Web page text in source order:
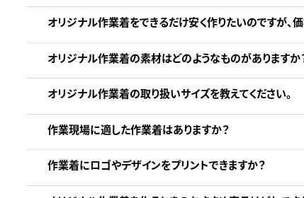
オリジナル作業着をできるだけ安く作りたいのですが、
オリジナル作業着の素材はどのようなものがありますか
オリジナル作業着の取り扱いサイズを教えてください。
作業現場に適した作業着はありますか？
作業着にロゴやデザインをプリントできますか？